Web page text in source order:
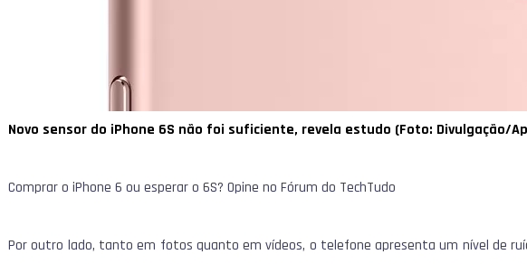
Novo sensor do iPhone 6S não foi suficiente, revela estudo (Foto: Divulgação/
Comprar o iPhone 6 ou esperar o 6S? Opine no Fórum do TechTudo
Por outro lado, tanto em fotos quanto em vídeos, o telefone apresenta um nível de